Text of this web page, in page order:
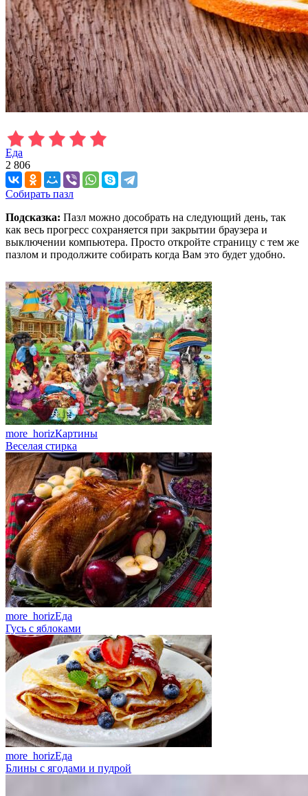
Еда
2 806
Собирать пазл
Подсказка: Пазл можно дособрать на следующий день, так
как весь прогресс сохраняется при закрытии браузера и
выключении компьютера. Просто откройте страницу с тем же
пазлом и продолжите собирать когда Вам это будет удобно.
more_horizКартины
Веселая стирка
more_horizЕда
Гусь с яблоками
more_horizЕда
Блины с ягодами и пудрой